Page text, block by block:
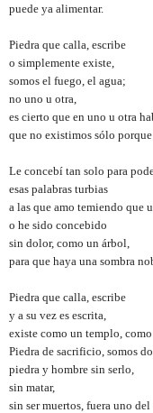
puede ya alimentar.
Piedra que calla, escribe
o simplemente existe,
somos el fuego, el agua;
no uno u otra,
es cierto que en uno u otra
que no existimos sólo
Le concebí tan solo para
esas palabras turbias
a las que amo temiendo que
o he sido concebido
sin dolor, como un árbol,
para que haya una sombra
Piedra que calla, escribe
y a su vez es escrita,
existe como un templo,
Piedra de sacrificio, somos
piedra y hombre sin serlo,
sin matar,
sin ser muertos, fuera uno del